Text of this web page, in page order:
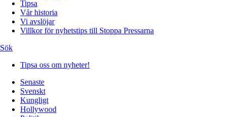
Tipsa
Vår historia
Vi avslöjar
Villkor för nyhetstips till Stoppa Pressarna
Sök
Tipsa oss om nyheter!
Senaste
Svenskt
Kungligt
Hollywood